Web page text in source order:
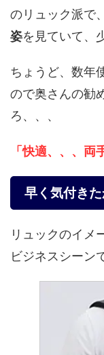
のリュック派で、
姿を見ていて、
ちょうど、数年
ので奥さんの勧
ろ、、、
「快適、、、両
早く気付き
リュックのイメ
ビジネスシーン